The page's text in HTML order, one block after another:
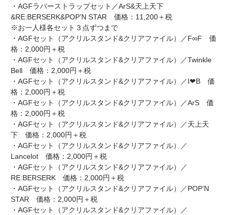
・AGFラバーストラップセット／ArS&天上天下
&RE:BERSERK&POP’N STAR 価格：11,200＋税
※お一人様各セット３点ずつまで
・AGFセット（アクリルスタンド&クリアファイル）／F∞F 価
格：2,000円＋税
・AGFセット（アクリルスタンド&クリアファイル）／Twinkle
Bell 価格：2,000円＋税
・AGFセット（アクリルスタンド&クリアファイル）／I❤B 価
格：2,000円＋税
・AGFセット（アクリルスタンド&クリアファイル）／ArS 価
格：2,000円＋税
・AGFセット（アクリルスタンド&クリアファイル）／天上天
下 価格：2,000円＋税
・AGFセット（アクリルスタンド&クリアファイル）／
Lancelot 価格：2,000円＋税
・AGFセット（アクリルスタンド&クリアファイル）／
RE:BERSERK 価格：2,000円＋税
・AGFセット（アクリルスタンド&クリアファイル）／POP’N
STAR 価格：2,000円＋税
・AGFセット（アクリルスタンド&クリアファイル）／